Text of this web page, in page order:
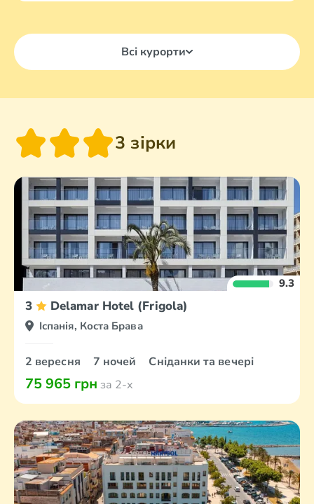
Всі курорти
3 зірки
9.3
3 Delamar Hotel (Frigola)
Іспанія, Коста Брава
2 вересня 7 ночей Сніданки та вечері
75 965 грн за 2-х